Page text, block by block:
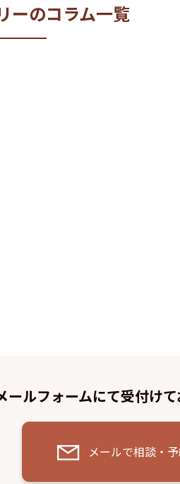
ーのコラム一覧
ルフォームにて受付け
メールで相談・